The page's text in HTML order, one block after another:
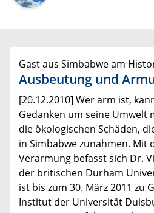
Gast aus Simbabwe am
Ausbeutung und
[20.12.2010] Wer arm ist,
Gedanken um seine Umwelt
die ökologischen Schäden,
in Simbabwe zunahmen. Mit
Verarmung befasst sich Dr.
der britischen Durham
ist bis zum 30. März 2011 zu
Institut der Universität